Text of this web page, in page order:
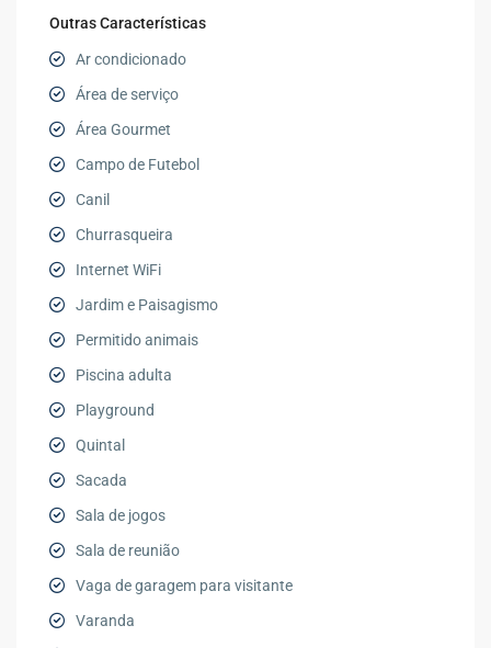
Outras Características
Ar condicionado
Área de serviço
Área Gourmet
Campo de Futebol
Canil
Churrasqueira
Internet WiFi
Jardim e Paisagismo
Permitido animais
Piscina adulta
Playground
Quintal
Sacada
Sala de jogos
Sala de reunião
Vaga de garagem para visitante
Varanda